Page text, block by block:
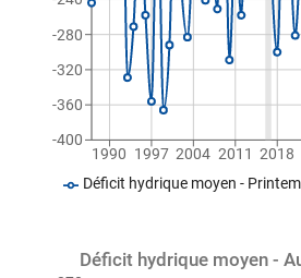
1990 1997 2004 2011 2018
-400
-360
-320
-280
Déficit hydrique moyen -
Déficit hydrique moyen -